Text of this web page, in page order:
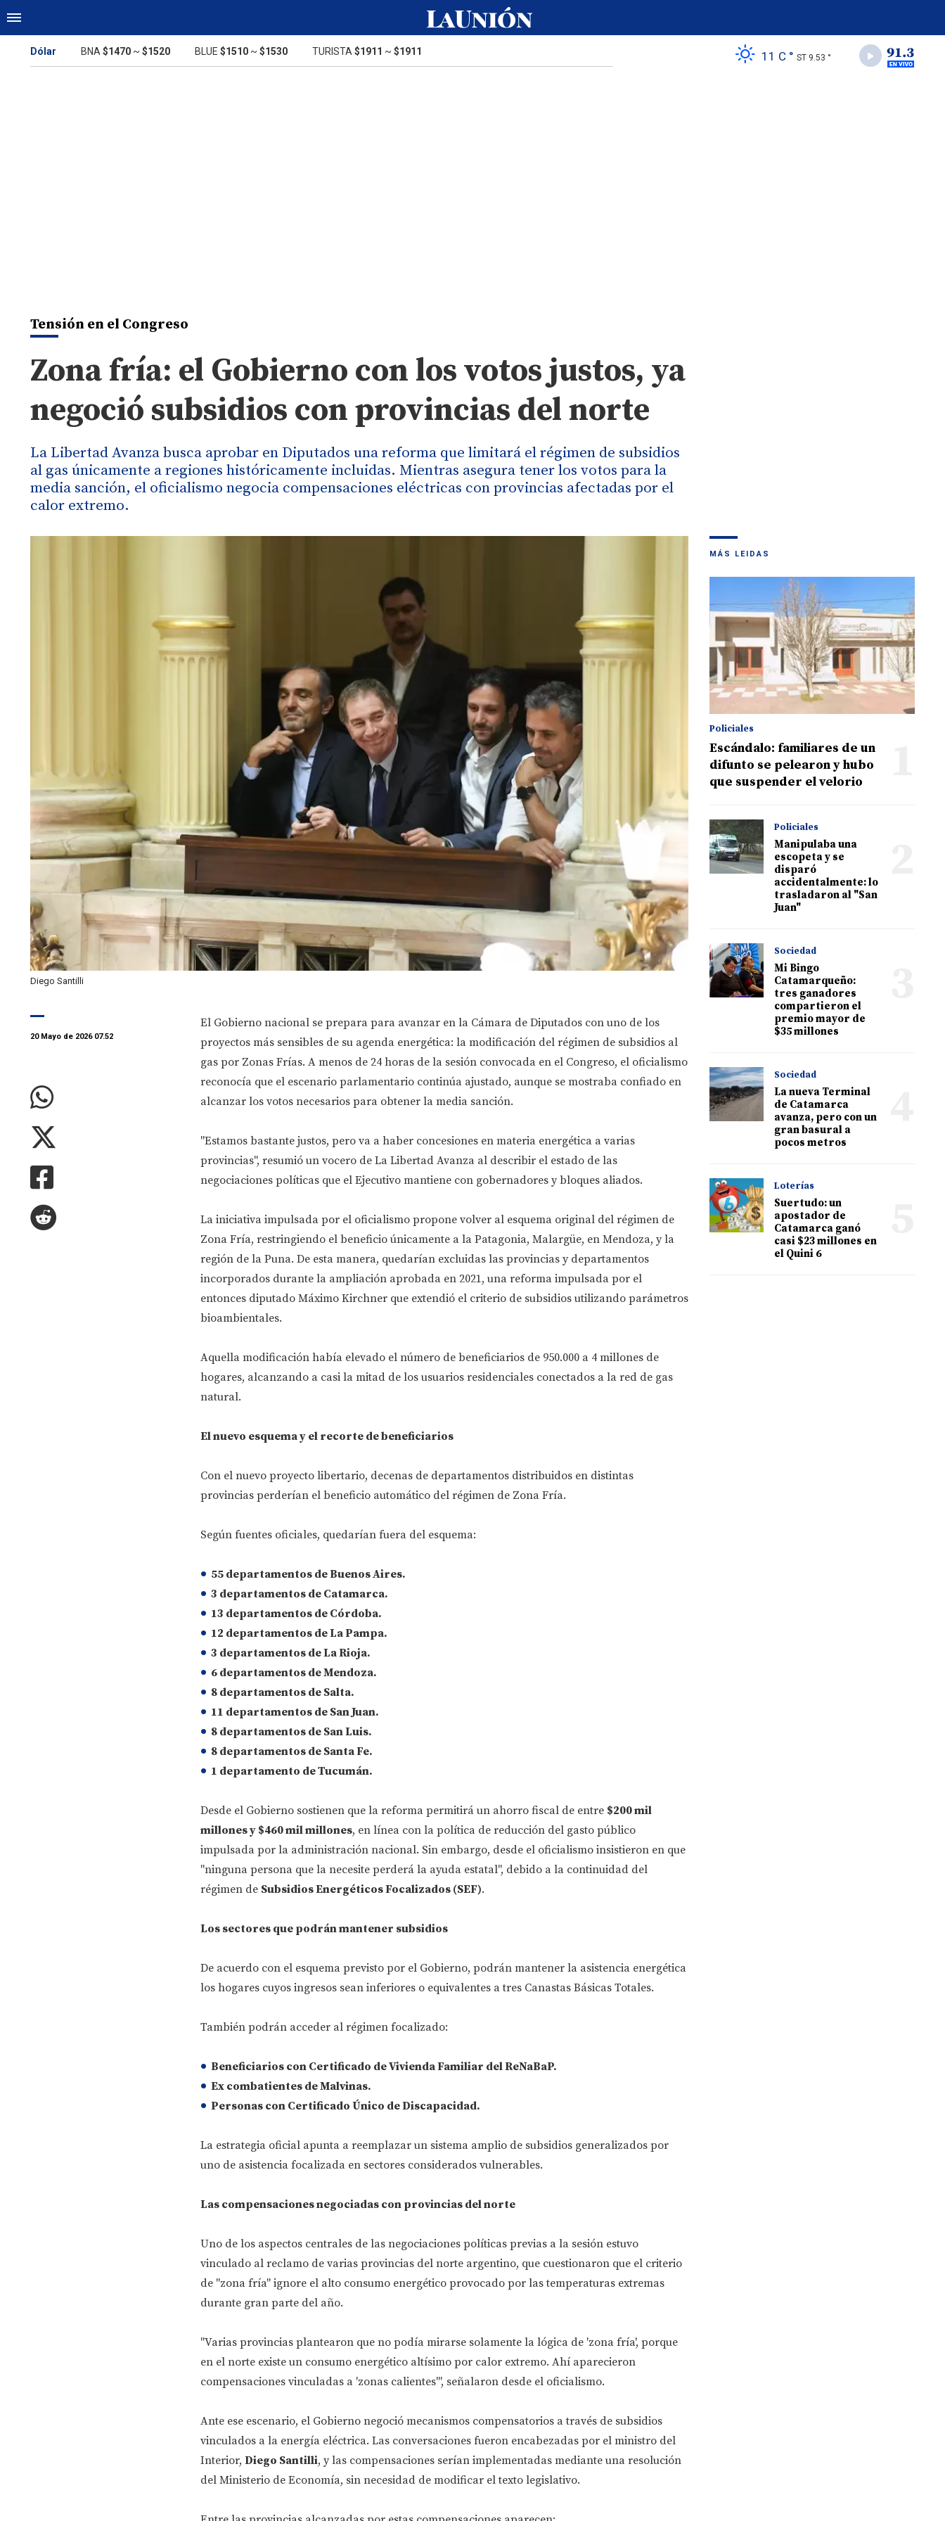
Dólar BNA $1470 ~ $1520 BLUE $1510 ~ $1530 TURISTA $1911 ~ $1911 11 C ° ST 9.53 °
Tensión en el Congreso
Zona fría: el Gobierno con los votos justos, ya
negoció subsidios con provincias del norte
La Libertad Avanza busca aprobar en Diputados una reforma que limitará el régimen de subsidios
al gas únicamente a regiones históricamente incluidas. Mientras asegura tener los votos para la
media sanción, el oficialismo negocia compensaciones eléctricas con provincias afectadas por el
calor extremo.
Diego Santilli
20 Mayo de 2026 07.52
El Gobierno nacional se prepara para avanzar en la Cámara de Diputados con uno de los
proyectos más sensibles de su agenda energética: la modificación del régimen de subsidios al
gas por Zonas Frías. A menos de 24 horas de la sesión convocada en el Congreso, el oficialismo
reconocía que el escenario parlamentario continúa ajustado, aunque se mostraba confiado en
alcanzar los votos necesarios para obtener la media sanción.
"Estamos bastante justos, pero va a haber concesiones en materia energética a varias
provincias", resumió un vocero de La Libertad Avanza al describir el estado de las
negociaciones políticas que el Ejecutivo mantiene con gobernadores y bloques aliados.
La iniciativa impulsada por el oficialismo propone volver al esquema original del régimen de
Zona Fría, restringiendo el beneficio únicamente a la Patagonia, Malargüe, en Mendoza, y la
región de la Puna. De esta manera, quedarían excluidas las provincias y departamentos
incorporados durante la ampliación aprobada en 2021, una reforma impulsada por el
entonces diputado Máximo Kirchner que extendió el criterio de subsidios utilizando parámetros
bioambientales.
Aquella modificación había elevado el número de beneficiarios de 950.000 a 4 millones de
hogares, alcanzando a casi la mitad de los usuarios residenciales conectados a la red de gas
natural.
El nuevo esquema y el recorte de beneficiarios
Con el nuevo proyecto libertario, decenas de departamentos distribuidos en distintas
provincias perderían el beneficio automático del régimen de Zona Fría.
Según fuentes oficiales, quedarían fuera del esquema:
55 departamentos de Buenos Aires.
3 departamentos de Catamarca.
13 departamentos de Córdoba.
12 departamentos de La Pampa.
3 departamentos de La Rioja.
6 departamentos de Mendoza.
8 departamentos de Salta.
11 departamentos de San Juan.
8 departamentos de San Luis.
8 departamentos de Santa Fe.
1 departamento de Tucumán.
Desde el Gobierno sostienen que la reforma permitirá un ahorro fiscal de entre $200 mil
millones y $460 mil millones, en línea con la política de reducción del gasto público
impulsada por la administración nacional. Sin embargo, desde el oficialismo insistieron en que
"ninguna persona que la necesite perderá la ayuda estatal", debido a la continuidad del
régimen de Subsidios Energéticos Focalizados (SEF).
Los sectores que podrán mantener subsidios
De acuerdo con el esquema previsto por el Gobierno, podrán mantener la asistencia energética
los hogares cuyos ingresos sean inferiores o equivalentes a tres Canastas Básicas Totales.
También podrán acceder al régimen focalizado:
Beneficiarios con Certificado de Vivienda Familiar del ReNaBaP.
Ex combatientes de Malvinas.
Personas con Certificado Único de Discapacidad.
La estrategia oficial apunta a reemplazar un sistema amplio de subsidios generalizados por
uno de asistencia focalizada en sectores considerados vulnerables.
Las compensaciones negociadas con provincias del norte
Uno de los aspectos centrales de las negociaciones políticas previas a la sesión estuvo
vinculado al reclamo de varias provincias del norte argentino, que cuestionaron que el criterio
de "zona fría" ignore el alto consumo energético provocado por las temperaturas extremas
durante gran parte del año.
"Varias provincias plantearon que no podía mirarse solamente la lógica de 'zona fría', porque
en el norte existe un consumo energético altísimo por calor extremo. Ahí aparecieron
compensaciones vinculadas a 'zonas calientes'", señalaron desde el oficialismo.
Ante ese escenario, el Gobierno negoció mecanismos compensatorios a través de subsidios
vinculados a la energía eléctrica. Las conversaciones fueron encabezadas por el ministro del
Interior, Diego Santilli, y las compensaciones serían implementadas mediante una resolución
del Ministerio de Economía, sin necesidad de modificar el texto legislativo.
MÁS LEIDAS
Policiales
Escándalo: familiares de un
difunto se pelearon y hubo
que suspender el velorio
Policiales
Manipulaba una
escopeta y se
disparó
accidentalmente: lo
trasladaron al "San
Juan"
Sociedad
Mi Bingo
Catamarqueño:
tres ganadores
compartieron el
premio mayor de
$35 millones
Sociedad
La nueva Terminal
de Catamarca
avanza, pero con un
gran basural a
pocos metros
Loterías
Suertudo: un
apostador de
Catamarca ganó
casi $23 millones en
el Quini 6